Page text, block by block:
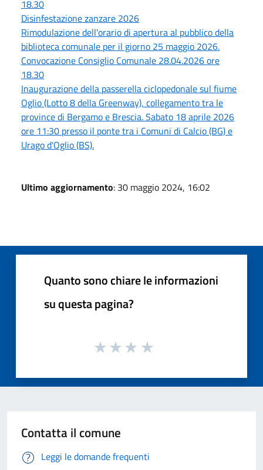
18.30
Disinfestazione zanzare 2026
Rimodulazione dell'orario di apertura al pubblico della
biblioteca comunale per il giorno 25 maggio 2026.
Convocazione Consiglio Comunale 28.04.2026 ore
18.30
Inaugurazione della passerella ciclopedonale sul fiume
Oglio (Lotto 8 della Greenway), collegamento tra le
province di Bergamo e Brescia. Sabato 18 aprile 2026
ore 11:30 presso il ponte tra i Comuni di Calcio (BG) e
Urago d'Oglio (BS).
Ultimo aggiornamento: 30 maggio 2024, 16:02
Quanto sono chiare le informazioni
su questa pagina?
Contatta il comune
Leggi le domande frequenti